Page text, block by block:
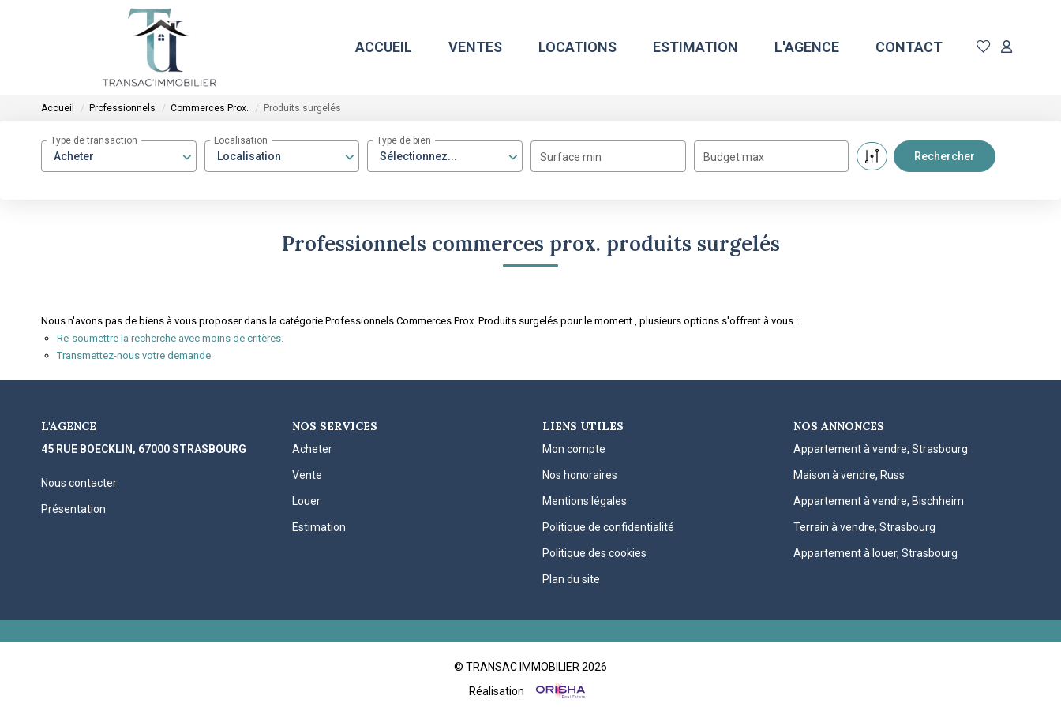
ACCUEIL VENTES LOCATIONS ESTIMATION L'AGENCE CONTACT
Accueil Professionnels Commerces Prox. Produits surgelés
Acheter
Type de transaction
Localisation
Localisation
Sélectionnez...
Type de bien
Surface min Budget max
Professionnels commerces prox. produits surgelés
Nous n'avons pas de biens à vous proposer dans la catégorie Professionnels Commerces Prox. Produits surgelés pour le moment , plusieurs options s'offrent à vous :
Re-soumettre la recherche avec moins de critères.
Transmettez-nous votre demande
L'AGENCE
45 RUE BOECKLIN, 67000 STRASBOURG
Nous contacter
Présentation
NOS SERVICES
Acheter
Vente
Louer
Estimation
LIENS UTILES
Mon compte
Nos honoraires
Mentions légales
Politique de confidentialité
Politique des cookies
Plan du site
NOS ANNONCES
Appartement à vendre, Strasbourg
Maison à vendre, Russ
Appartement à vendre, Bischheim
Terrain à vendre, Strasbourg
Appartement à louer, Strasbourg
© TRANSAC IMMOBILIER 2026
Réalisation